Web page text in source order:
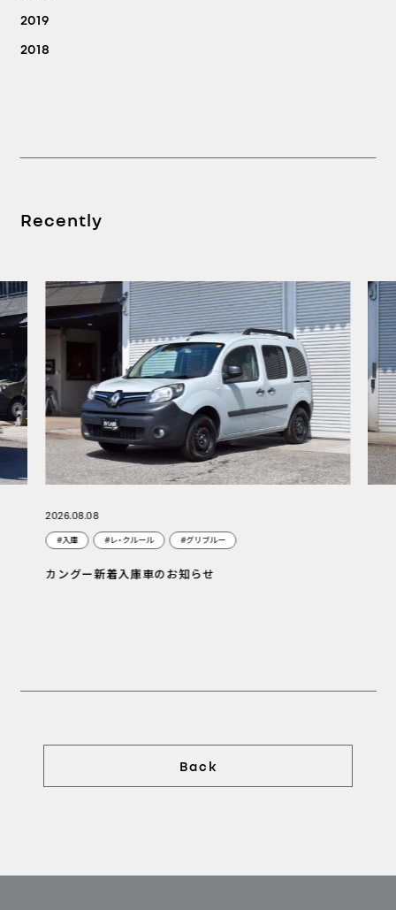
2019
2018
Recently
2026.08.08
#入庫 #レ・クルール #グリブルー
カングー新着入庫車のお知らせ
Back